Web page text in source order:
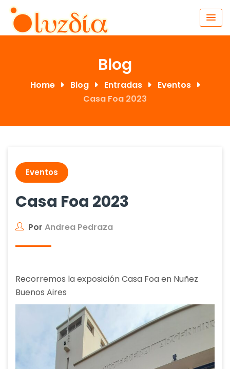
Skip
content
Blog
Home Blog Entradas
Eventos
Casa Foa 2023
Eventos
Casa Foa 2023
Por Andrea Pedraza
Recorremos la exposición Casa Foa en Nuñez
Buenos Aires